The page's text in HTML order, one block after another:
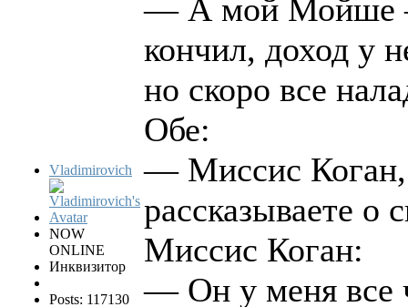
Vladimirovich
NOW
ONLINE
Инквизитор
Posts: 117130
— А мой Мойше —
кончил, доход у
но скоро все
Обе:
— Миссис Коган,
рассказываете о
Миссис Коган:
— Он у меня все